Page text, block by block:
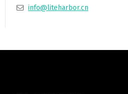
info@liteharbor.cn